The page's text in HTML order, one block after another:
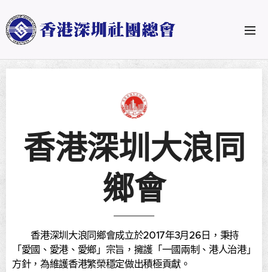
香港深圳大浪同
鄉會
香港深圳大浪同鄉會成立於2017年3月26日，秉持
「愛國、愛港、愛鄉」宗旨，擁護「一國兩制、港人治港」
方針，為維護香港繁榮穩定做出積極貢獻。